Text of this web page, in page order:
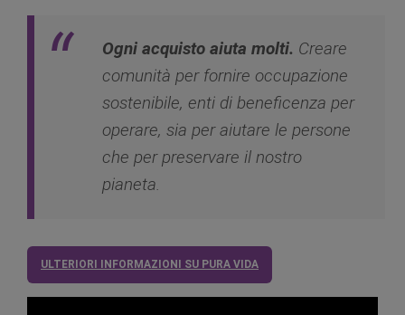
Ogni acquisto aiuta molti. Creare
comunità per fornire occupazione
sostenibile, enti di beneficenza per
operare, sia per aiutare le persone
che per preservare il nostro
pianeta.
ULTERIORI INFORMAZIONI SU PURA VIDA